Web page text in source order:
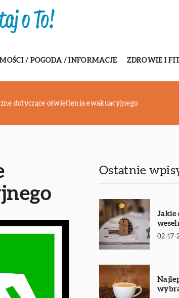
/ POGODA / INFORMACJE ZDROWIE I
dotyczące oświetlenia ewakuacyjnego
Ostatnie
Jakie
02-17-